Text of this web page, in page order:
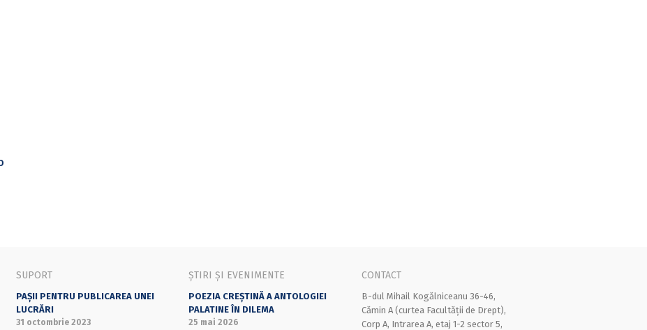
SUPORT
PAȘII PENTRU PUBLICAREA UNEI
LUCRĂRI
31 octombrie 2023
ȘTIRI ȘI EVENIMENTE
POEZIA CREȘTINĂ A ANTOLOGIEI
PALATINE ÎN DILEMA
25 mai 2026
CONTACT
B-dul Mihail Kogălniceanu 36-46,
Cămin A (curtea Facultății de Drept),
Corp A, Intrarea A, etaj 1-2 sector 5,